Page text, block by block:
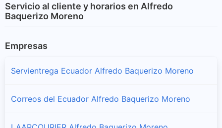
Servicio al cliente y horarios en Alfredo
Baquerizo Moreno
Empresas
Servientrega Ecuador Alfredo Baquerizo Moreno
Correos del Ecuador Alfredo Baquerizo Moreno